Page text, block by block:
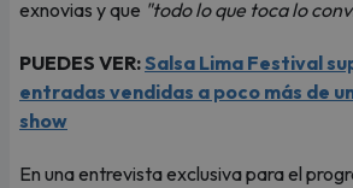
exnovias y que "todo lo que toca lo
PUEDES VER:Salsa Lima Festival
entradas vendidas a poco más de
show
En una entrevista exclusiva para el